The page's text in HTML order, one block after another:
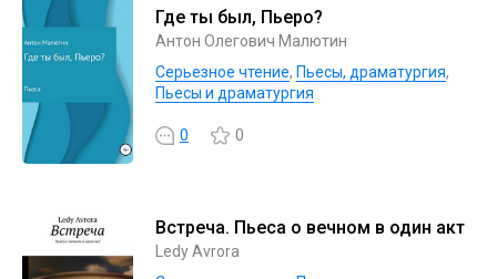
Где ты был, Пьеро?
Антон Олегович Малютин
Серьезное чтение, Пьесы, драматургия,
Пьесы и драматургия
0 0
Встреча. Пьеса о вечном в один акт
Lеdy Avrora